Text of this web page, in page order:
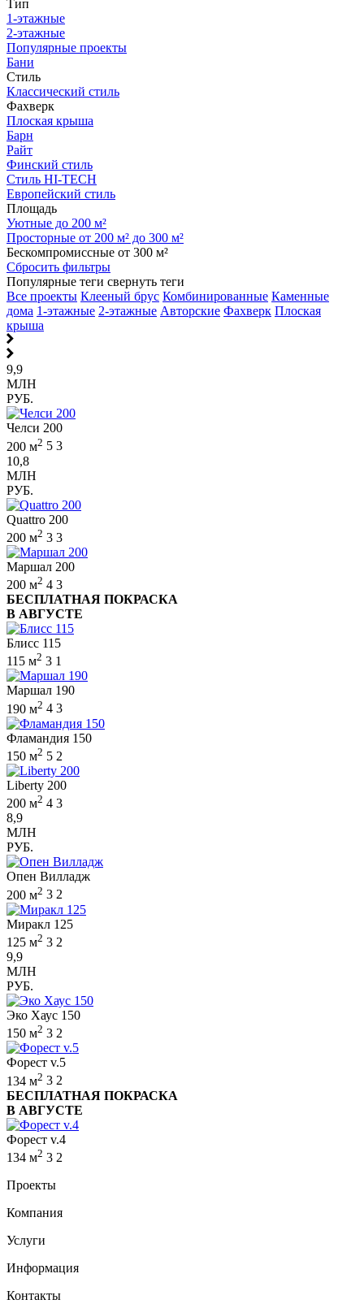
Тип
1-этажные
2-этажные
Популярные проекты
Бани
Стиль
Классический стиль
Фахверк
Плоская крыша
Барн
Райт
Финский стиль
Стиль HI-TECH
Европейский стиль
Площадь
Уютные до 200 м²
Просторные от 200 м² до 300 м²
Бескомпромиссные от 300 м²
Сбросить фильтры
Популярные теги свернуть теги
Все проекты Клееный брус Комбинированные Каменные
дома 1-этажные 2-этажные Авторские Фахверк Плоская
крыша
9,9
МЛН
РУБ.
Челси 200
200 м2 5 3
10,8
МЛН
РУБ.
Quattro 200
200 м2 3 3
Маршал 200
200 м2 4 3
БЕСПЛАТНАЯ ПОКРАСКА
В АВГУСТЕ
Блисс 115
115 м2 3 1
Маршал 190
190 м2 4 3
Фламандия 150
150 м2 5 2
Liberty 200
200 м2 4 3
8,9
МЛН
РУБ.
Опен Вилладж
200 м2 3 2
Миракл 125
125 м2 3 2
9,9
МЛН
РУБ.
Эко Хаус 150
150 м2 3 2
Форест v.5
134 м2 3 2
БЕСПЛАТНАЯ ПОКРАСКА
В АВГУСТЕ
Форест v.4
134 м2 3 2
Проекты
Компания
Услуги
Информация
Контакты